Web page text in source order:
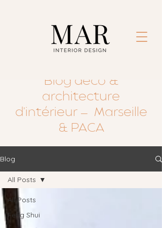
Blog déco &
architecture
d'intérieur — Marseille
& PACA
Blog
All Posts
Feng Shui
All Posts